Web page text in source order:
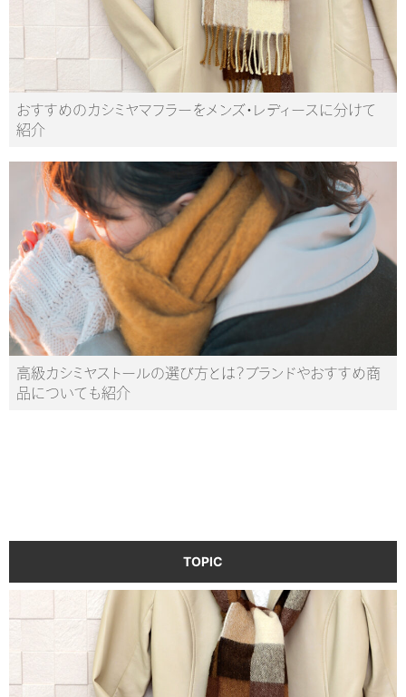
おすすめのカシミヤマフラーをメンズ・レディースに分けて
紹介
高級カシミヤストールの選び方とは？ブランドやおすすめ商
品についても紹介
TOPIC